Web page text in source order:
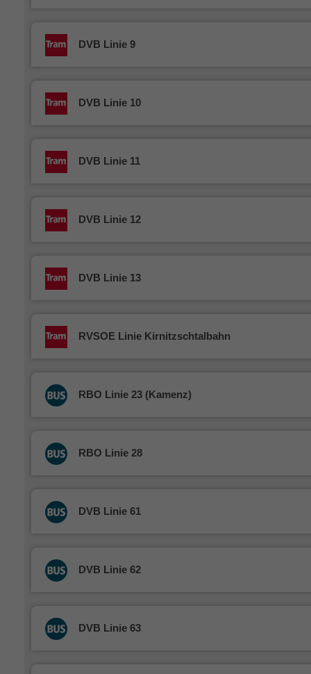
DVB Linie 9
DVB Linie 10
DVB Linie 11
DVB Linie 12
DVB Linie 13
RVSOE Linie Kirnitzschtalbahn
RBO Linie 23 (Kamenz)
RBO Linie 28
DVB Linie 61
DVB Linie 62
DVB Linie 63